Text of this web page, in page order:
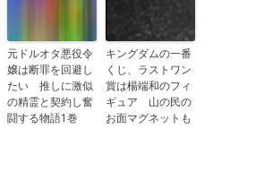
元ドルオタ悪役令
嬢は断罪を回避し
たい 推しに激似
の精霊と契約し奮
闘する物語1巻
キングダムの一番
くじ、ラストワン
賞は楊端和のフィ
ギュア 山の民の
お面マグネットも